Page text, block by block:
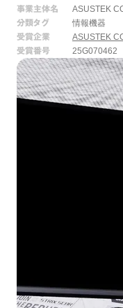
事業主体名
ASUSTEK
分類タグ
情報機器
受賞企業
ASUSTEK
受賞番号
25G070462